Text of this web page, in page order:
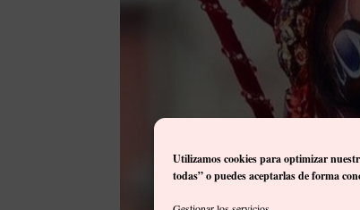
Utilizamos cookies para optimizar
todas” o puedes aceptarlas de forma